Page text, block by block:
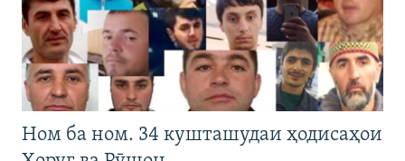
Ном ба ном. 34 кушташудаи ҳодисаҳои